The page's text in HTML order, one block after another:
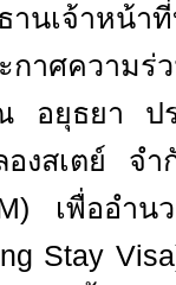
นเจ้าหน้า
กาศความร่
ยุธยา ปร
องสเตย์ จ
เพื่ออำน
Stay